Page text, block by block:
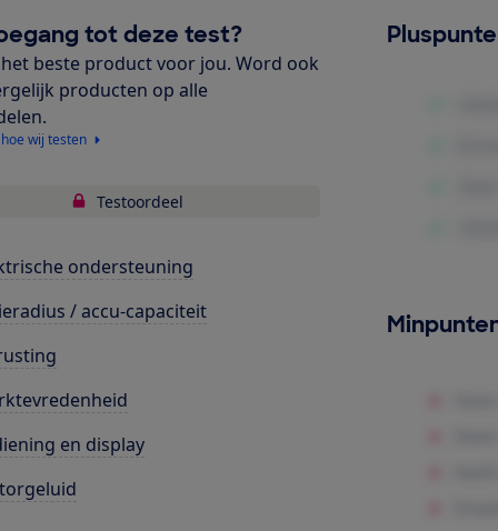
tot deze test?
beste product voor jou. Word ook
producten op alle
wij testen
Testoordeel
ondersteuning
/ accu-capaciteit
en display